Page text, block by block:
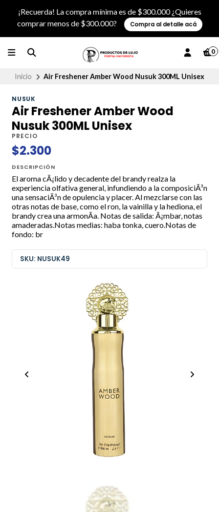
¡Recuerda! La compra mínima es de $300.000 ¿Quieres
comprar menos de $300.000?
Compra al detalle acá
0
Inicio Air Freshener Amber Wood Nusuk 300ML Unisex
NUSUK
Air Freshener Amber Wood
Nusuk 300ML Unisex
PRECIO
$2.300
DESCRIPCIÓN
El aroma cÃ¡lido y decadente del brandy realza la
experiencia olfativa general, infundiendo a la composiciÃ³n
una sensaciÃ³n de opulencia y placer. Al mezclarse con las
otras notas de base, como el ron, la vainilla y la hediona, el
brandy crea una armonÃ­a. Notas de salida: Ã¡mbar, notas
amaderadas.Notas medias: haba tonka, cuero.Notas de
fondo: br
SKU: NUSUK49